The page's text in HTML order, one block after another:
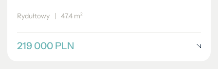
Rydułtowy | 47.4 m²
219 000 PLN